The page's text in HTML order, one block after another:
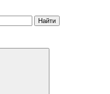
Найти